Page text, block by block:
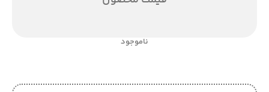
ناموجود